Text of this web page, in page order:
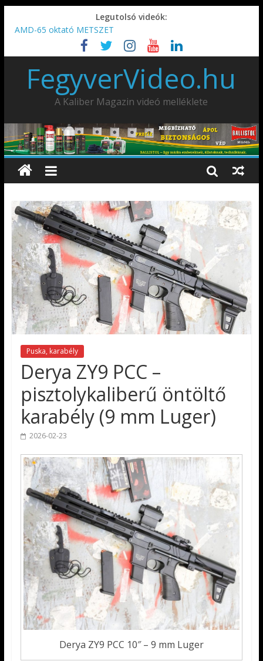
Legutolsó videók:
AMD-65 oktató METSZET
Umarex TPX50 .50 paintball/pepperball/traumatikus marker
IDÉN IS INDUL: Fegyvertervező- és gyártó szakmérnöki,
illetve szakspecialista képzés!!!
IWA2026 – Puskák 1. rész
Ardesa Patriot “FAPADOS” .45 elöltöltő perkussziós pisztoly
FegyverVideo.hu
A Kaliber Magazin videó melléklete
Puska, karabély
Derya ZY9 PCC –
pisztolykaliberű öntöltő
karabély (9 mm Luger)
2026-02-23
Derya ZY9 PCC 10″ – 9 mm Luger